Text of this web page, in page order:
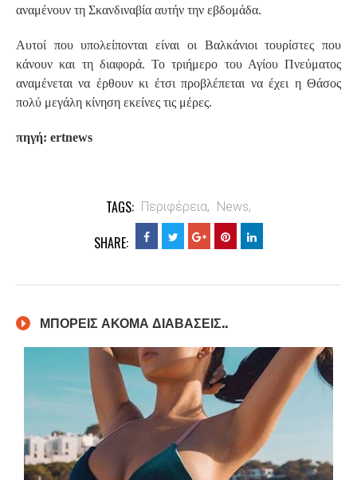
αναμένουν τη Σκανδιναβία αυτήν την εβδομάδα.
Αυτοί που υπολείπονται είναι οι Βαλκάνιοι τουρίστες που
κάνουν και τη διαφορά. Το τριήμερο του Αγίου Πνεύματος
αναμένεται να έρθουν κι έτσι προβλέπεται να έχει η Θάσος
πολύ μεγάλη κίνηση εκείνες τις μέρες.
πηγή: ertnews
TAGS: Περιφέρεια, News,
SHARE:
ΜΠΟΡΕΙΣ ΑΚΟΜΑ ΔΙΑΒΑΣΕΙΣ..